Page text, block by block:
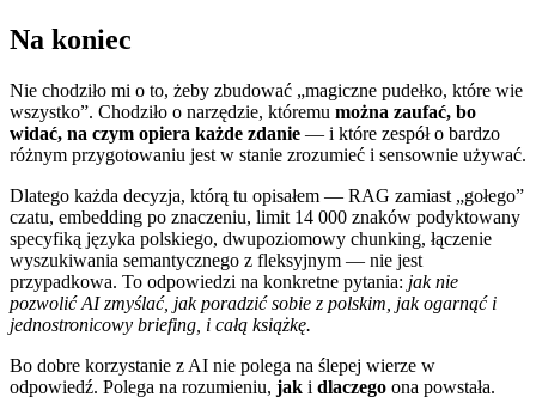
Na koniec
Nie chodziło mi o to, żeby zbudować „magiczne pudełko, które wie
wszystko”. Chodziło o narzędzie, któremu można zaufać, bo
widać, na czym opiera każde zdanie — i które zespół o bardzo
różnym przygotowaniu jest w stanie zrozumieć i sensownie używać.
Dlatego każda decyzja, którą tu opisałem — RAG zamiast „gołego”
czatu, embedding po znaczeniu, limit 14 000 znaków podyktowany
specyfiką języka polskiego, dwupoziomowy chunking, łączenie
wyszukiwania semantycznego z fleksyjnym — nie jest
przypadkowa. To odpowiedzi na konkretne pytania: jak nie
pozwolić AI zmyślać, jak poradzić sobie z polskim, jak ogarnąć i
jednostronicowy briefing, i całą książkę.
Bo dobre korzystanie z AI nie polega na ślepej wierze w
odpowiedź. Polega na rozumieniu, jak i dlaczego ona powstała.